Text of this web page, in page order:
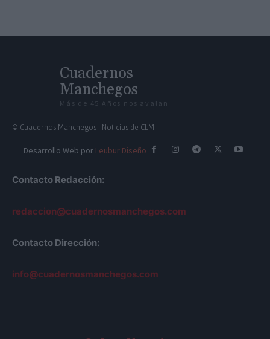
Cuadernos
Manchegos
Más de 45 Años nos avalan
© Cuadernos Manchegos | Noticias de CLM
Desarrollo Web por Leubur Diseño
Contacto Redacción:
redaccion@cuadernosmanchegos.com
Contacto Dirección:
info@cuadernosmanchegos.com